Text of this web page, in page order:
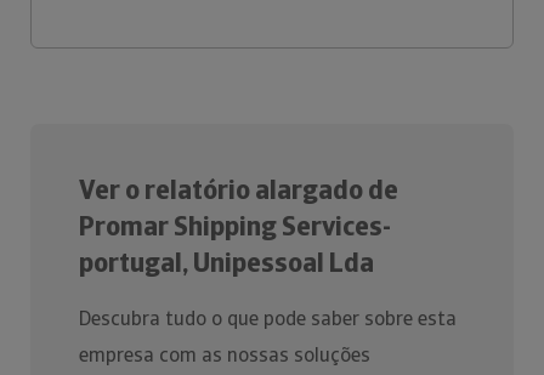
Ver o relatório alargado de
Promar Shipping Services-
portugal, Unipessoal Lda
Descubra tudo o que pode saber sobre esta
empresa com as nossas soluções